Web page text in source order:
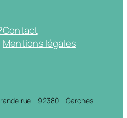
Contact
Mentions légales
rue – 92380 – Garches –